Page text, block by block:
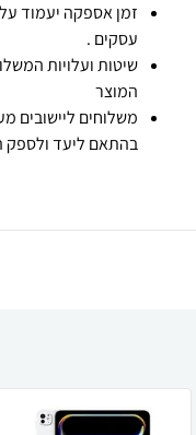
זמן אספקה יעמוד על מקס' 7 ימי עסקים
עסקים .
שיטות ועלויות
המוצר
משלוחים ליישובים
בהתאם ליעד ולספק